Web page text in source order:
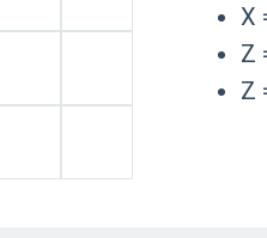
X
Z
Z